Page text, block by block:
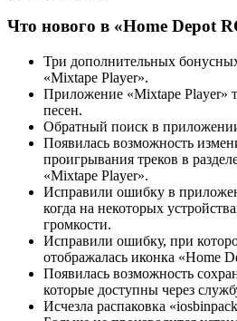
Что нового в «Home Depot
Три дополнительных
«Mixtape Player».
Приложение «Mixtape Player»
песен.
Обратный поиск в
Появилась возможность
проигрывания треков в
«Mixtape Player».
Исправили ошибку в
когда на некоторых
громкости.
Исправили ошибку, при
отображалась иконка «Home
Появилась возможность
которые доступны через
Исчезла распаковка